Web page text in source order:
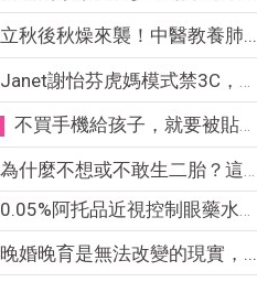
立秋後秋燥來襲！中醫教養肺...
Janet謝怡芬虎媽模式禁3C，看...
不買手機給孩子，就要被貼「...
為什麼不想或不敢生二胎？這8...
0.05%阿托品近視控制眼藥水納...
晚婚晚育是無法改變的現實，...